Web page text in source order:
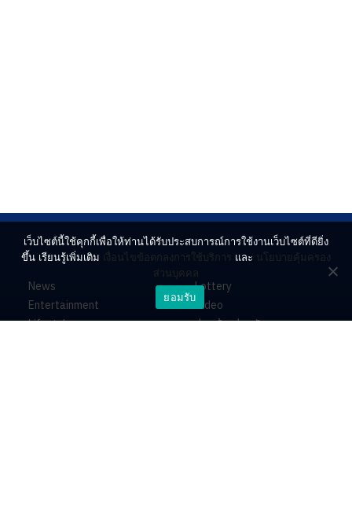
News
Entertainment
Lifestyle
Lottery
Video
ร่วมด้วยช่วยกัน
เว็บไซต์นี้ใช้คุกกี้เพื่อให้ท่านได้รับประสบการณ์การใช้งานเว็บไซต์ที่ดียิ่ง
ขึ้น เรียนรู้เพิ่มเติม เงื่อนไขข้อตกลงการใช้บริการ และ นโยบายคุ้มครอง
ส่วนบุคคล
ยอมรับ